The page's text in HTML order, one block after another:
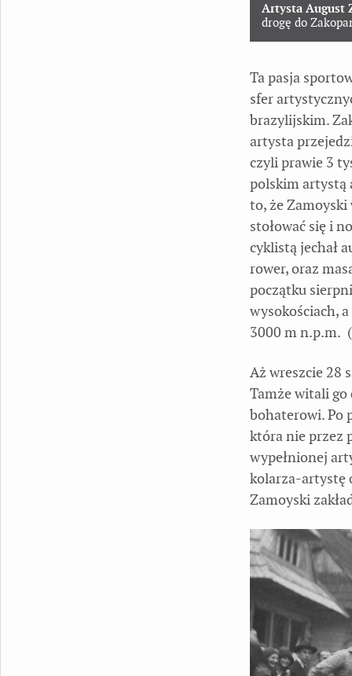
Artysta August
drogę do
Ta pasja
sfer
brazylijskim.
artysta
czyli prawie 3
polskim artystą
to, że Zamoyski
stołować się i
cyklistą jechał
rower, oraz
początku
wysokościach,
3000 m n.p.m.
Aż wreszcie 28
Tamże witali go
bohaterowi. Po
która nie przez
wypełnionej
kolarza-artystę
Zamoyski